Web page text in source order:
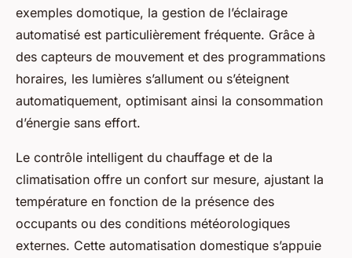
exemples domotique, la gestion de l’éclairage
automatisé est particulièrement fréquente. Grâce à
des capteurs de mouvement et des programmations
horaires, les lumières s’allument ou s’éteignent
automatiquement, optimisant ainsi la consommation
d’énergie sans effort.
Le contrôle intelligent du chauffage et de la
climatisation offre un confort sur mesure, ajustant la
température en fonction de la présence des
occupants ou des conditions météorologiques
externes. Cette automatisation domestique s’appuie